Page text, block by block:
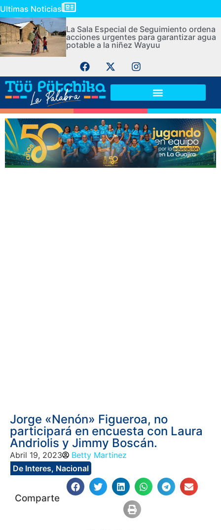
Ultimas Noticias
La Sala Especial de Seguimiento ordena
acciones urgentes para garantizar agua
potable a la niñez Wayuu
Jorge «Nenón» Figueroa, no
participará en encuesta con Laura
Andriolis y Jimmy Boscán.
Abril 19, 2023
Betty Martinez
De Interes, Nacional
Comparte